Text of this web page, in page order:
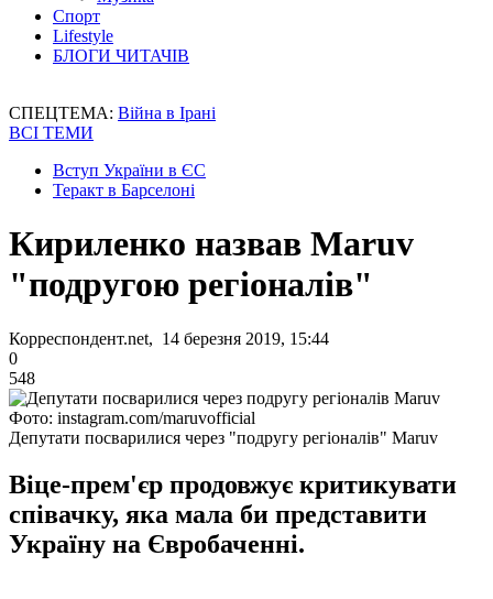
Спорт
Lifestyle
БЛОГИ ЧИТАЧІВ
СПЕЦТЕМА: Війна в Ірані
ВСІ ТЕМИ
Вступ України в ЄС
Теракт в Барселоні
Кириленко назвав Maruv
"подругою регіоналів"
Корреспондент.net, 14 березня 2019, 15:44
0
548
Фото: instagram.com/maruvofficial
Депутати посварилися через "подругу регіоналів" Maruv
Віце-прем'єр продовжує критикувати
співачку, яка мала би представити
Україну на Євробаченні.